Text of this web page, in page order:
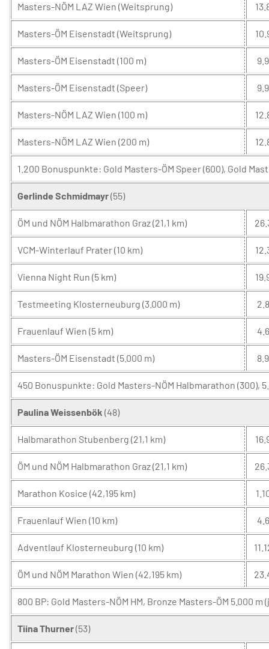
Masters-NÖM LAZ Wien (Weitsprung)
Masters-ÖM Eisenstadt (Weitsprung)
Masters-ÖM Eisenstadt (100 m)
Masters-ÖM Eisenstadt (Speer)
Masters-NÖM LAZ Wien (100 m)
Masters-NÖM LAZ Wien (200 m)
1.200 Bonuspunkte: Gold Masters-ÖM Speer (600), Gold
Gerlinde Schmidmayr(55)
ÖM und NÖM Halbmarathon Graz (21,1 km)
VCM-Winterlauf Prater (10 km)
Vienna Night Run (5 km)
Testmeeting Klosterneuburg (3.000 m)
Frauenlauf Wien (5 km)
Masters-ÖM Eisenstadt (5.000 m)
450 Bonuspunkte: Gold Masters-NÖM Halbmarathon (300),
Paulina Weissenbök (48)
Halbmarathon Stubenberg (21,1 km)
ÖM und NÖM Halbmarathon Graz (21,1 km)
Marathon Kosice (42,195 km)
Frauenlauf Wien (10 km)
Adventlauf Klosterneuburg (10 km)
ÖM und NÖM Marathon Wien (42,195 km)
800 BP: Gold Masters-NÖM HM, Bronze Masters-ÖM 5.000
Tiina Thurner(53)